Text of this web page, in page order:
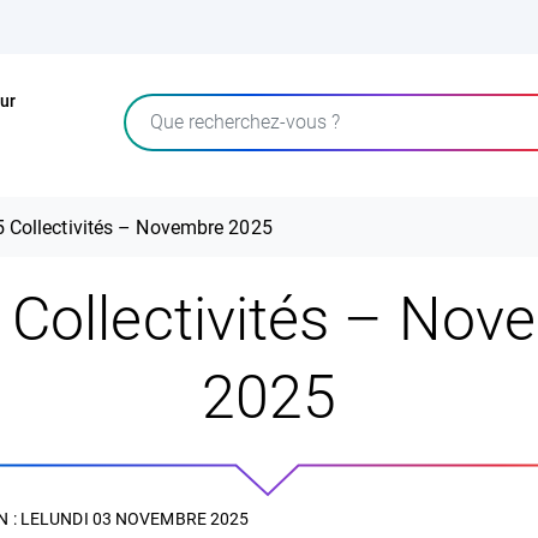
Rechercher
Collectivités – Novembre 2025
Collectivités –
2025
: LELUNDI 03 NOVEMBRE 2025